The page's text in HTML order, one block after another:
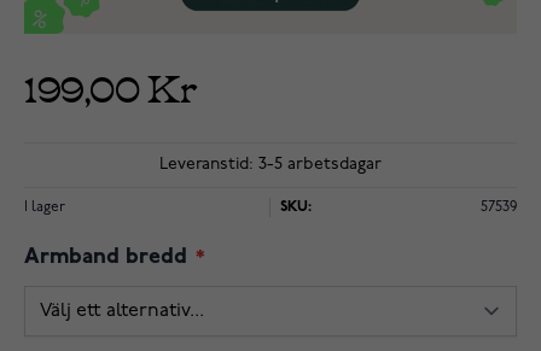
199,00 Kr
Leveranstid: 3-5 arbetsdagar
I lager SKU: 57539
Armband bredd